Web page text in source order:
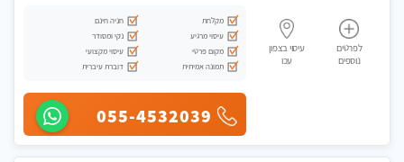
לפרטים
נוספים
עיסוי בצפון
עכו
מקלחת
חניה חינם
עיסוי מרגיע
נקי ומסודר
מקום פרטי
עיסוי מקצועי
תמונה אמיתית
דוברת עיברית
055-4532039